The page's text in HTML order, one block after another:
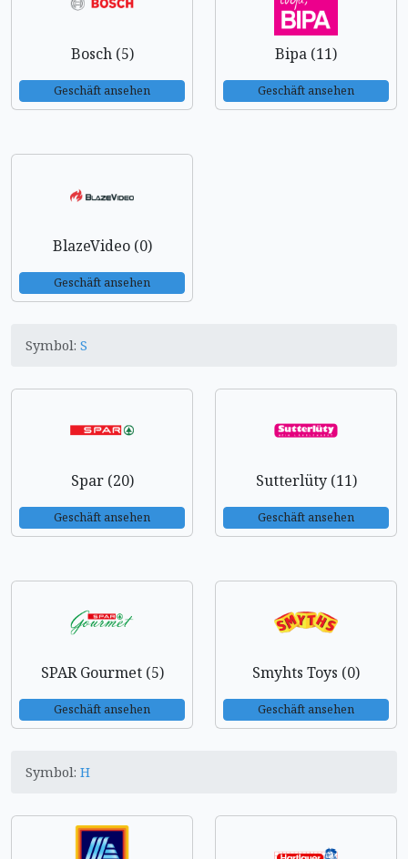
Bosch (5)
Geschäft ansehen
Bipa (11)
Geschäft ansehen
BlazeVideo (0)
Geschäft ansehen
Symbol: S
Spar (20)
Geschäft ansehen
Sutterlüty (11)
Geschäft ansehen
SPAR Gourmet (5)
Geschäft ansehen
Smyhts Toys (0)
Geschäft ansehen
Symbol: H